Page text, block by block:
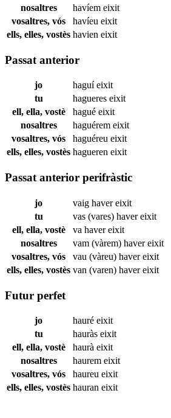
nosaltres
havíem eixit
vosaltres, vós
havíeu eixit
ells, elles, vostès havien eixit
Passat anterior
jo haguíeixit
tu
hagueres eixit
ell, ella, vostè
hagué eixit
nosaltres
haguérem eixit
vosaltres, vós
haguéreu eixit
ells, elles, vostès hagueren eixit
Passat anterior perifràstic
jo vaig havereixit
tu
vas (vares) havereixit
ell, ella, vostè
va havereixit
nosaltres
vam (vàrem) havereixit
vosaltres, vós
vau (vàreu) havereixit
ells, elles, vostès van (varen) havereixit
Futur perfet
jo hauré eixit
tu
hauràs eixit
ell, ella, vostè
haurà eixit
nosaltres
haurem eixit
vosaltres, vós
haureu eixit
ells, elles, vostès hauran eixit